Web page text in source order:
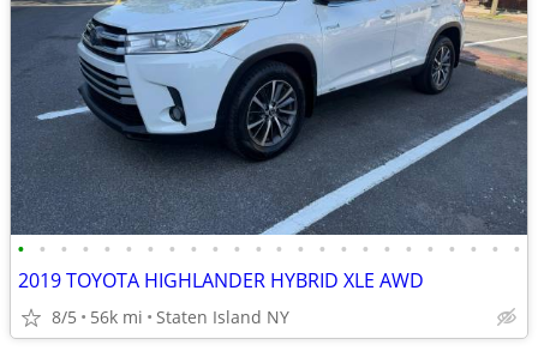
• • • • • • • • • • • • • • • • • • • • • • • •
2019 TOYOTA HIGHLANDER HYBRID XLE AWD
8/5 56k mi Staten Island NY